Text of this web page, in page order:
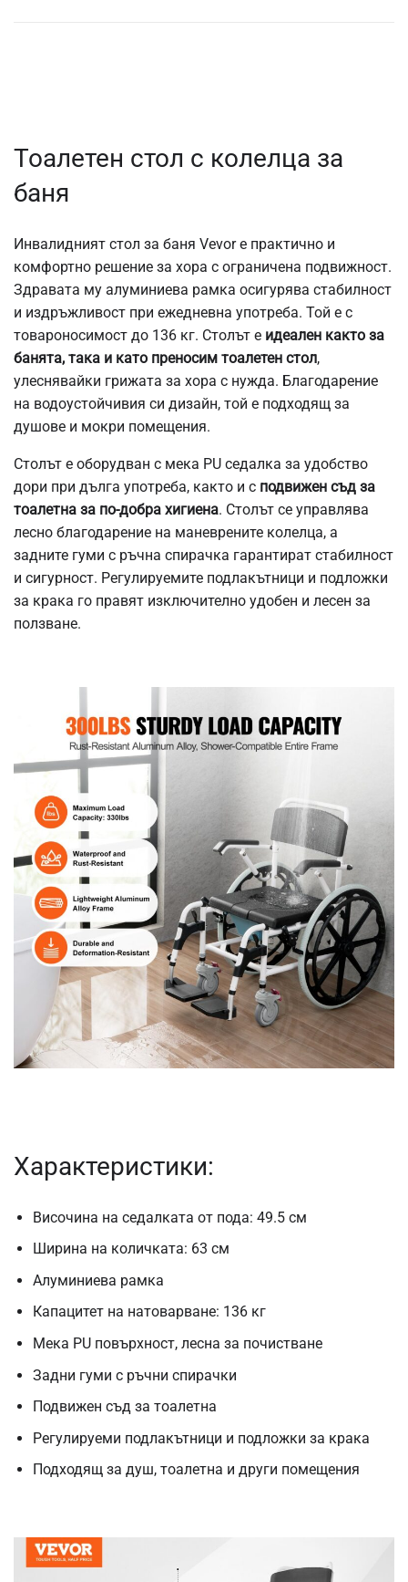
Тоалетен стол с колелца за
баня
Инвалидният стол за баня Vevor е практично и
комфортно решение за хора с ограничена подвижност.
Здравата му алуминиева рамка осигурява стабилност
и издръжливост при ежедневна употреба. Той е с
товароносимост до 136 кг. Столът е идеален както за
банята, така и като преносим тоалетен стол,
улеснявайки грижата за хора с нужда. Благодарение
на водоустойчивия си дизайн, той е подходящ за
душове и мокри помещения.
Столът е оборудван с мека PU седалка за удобство
дори при дълга употреба, както и с подвижен съд за
тоалетна за по-добра хигиена. Столът се управлява
лесно благодарение на маневрените колелца, а
задните гуми с ръчна спирачка гарантират стабилност
и сигурност. Регулируемите подлакътници и подложки
за крака го правят изключително удобен и лесен за
ползване.
Характеристики:
Височина на седалката от пода: 49.5 см
Ширина на количката: 63 см
Алуминиева рамка
Капацитет на натоварване: 136 кг
Мека PU повърхност, лесна за почистване
Задни гуми с ръчни спирачки
Подвижен съд за тоалетна
Регулируеми подлакътници и подложки за крака
Подходящ за душ, тоалетна и други помещения